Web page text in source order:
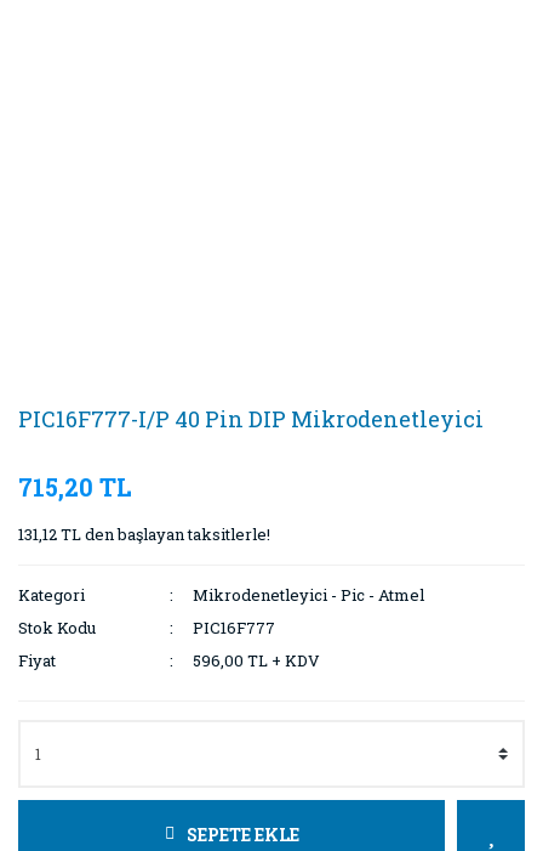
PIC16F777-I/P 40 Pin DIP Mikrodenetleyici
715,20 TL
131,12 TL den başlayan taksitlerle!
Kategori
Mikrodenetleyici - Pic - Atmel
Stok Kodu
PIC16F777
Fiyat
596,00 TL + KDV
SEPETE EKLE